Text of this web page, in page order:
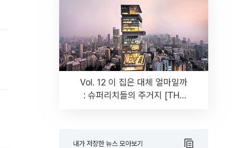
Vol. 12 이 집은 대체 얼마일까
: 슈퍼리치들의 주거지 [THE
내가 저장한 뉴스 모아보기